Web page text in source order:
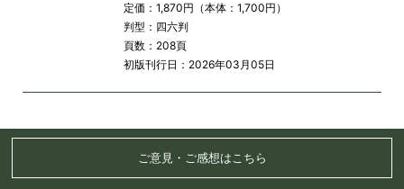
定価：1,870円（本体：1,700円）
判型：四六判
頁数：208頁
初版刊行日：2026年03月05日
ご意見・ご感想はこちら